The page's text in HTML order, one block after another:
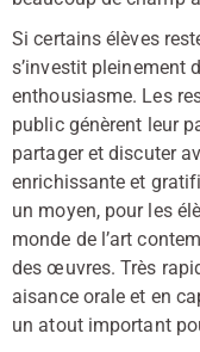
Si certains élèves
s’investit pleinement
enthousiasme. Les
public génèrent leur
partager et discuter
enrichissante et
un moyen, pour les
monde de l’art
des œuvres. Très
aisance orale et en
un atout important